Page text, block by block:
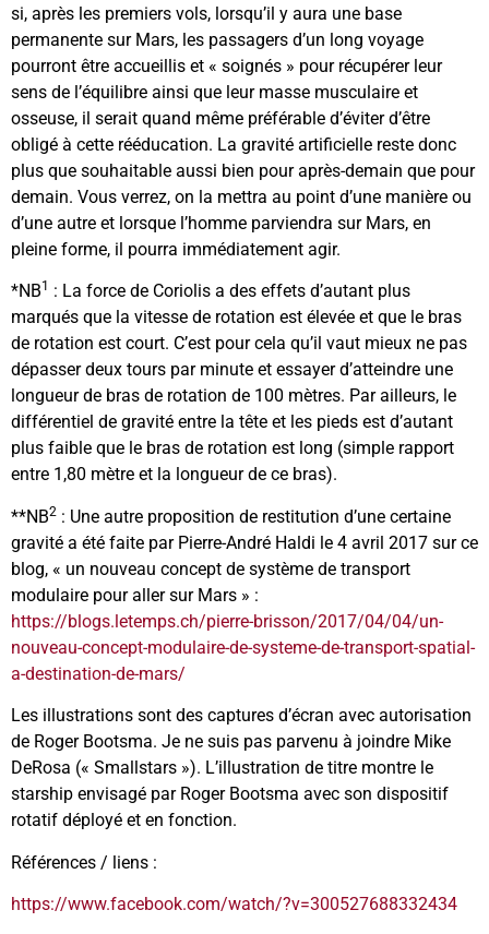
si, après les premiers vols, lorsqu’il y aura une base
permanente sur Mars, les passagers d’un long voyage
pourront être accueillis et « soignés » pour récupérer leur
sens de l’équilibre ainsi que leur masse musculaire et
osseuse, il serait quand même préférable d’éviter d’être
obligé à cette rééducation. La gravité artificielle reste donc
plus que souhaitable aussi bien pour après-demain que pour
demain. Vous verrez, on la mettra au point d’une manière ou
d’une autre et lorsque l’homme parviendra sur Mars, en
pleine forme, il pourra immédiatement agir.
*NB1 : La force de Coriolis a des effets d’autant plus
marqués que la vitesse de rotation est élevée et que le bras
de rotation est court. C’est pour cela qu’il vaut mieux ne pas
dépasser deux tours par minute et essayer d’atteindre une
longueur de bras de rotation de 100 mètres. Par ailleurs, le
différentiel de gravité entre la tête et les pieds est d’autant
plus faible que le bras de rotation est long (simple rapport
entre 1,80 mètre et la longueur de ce bras).
**NB2 : Une autre proposition de restitution d’une certaine
gravité a été faite par Pierre-André Haldi le 4 avril 2017 sur ce
blog, « un nouveau concept de système de transport
modulaire pour aller sur Mars » :
https://blogs.letemps.ch/pierre-brisson/2017/04/04/un-
nouveau-concept-modulaire-de-systeme-de-transport-spatial-
a-destination-de-mars/
Les illustrations sont des captures d’écran avec autorisation
de Roger Bootsma. Je ne suis pas parvenu à joindre Mike
DeRosa (« Smallstars »). L’illustration de titre montre le
starship envisagé par Roger Bootsma avec son dispositif
rotatif déployé et en fonction.
Références / liens :
https://www.facebook.com/watch/?v=300527688332434